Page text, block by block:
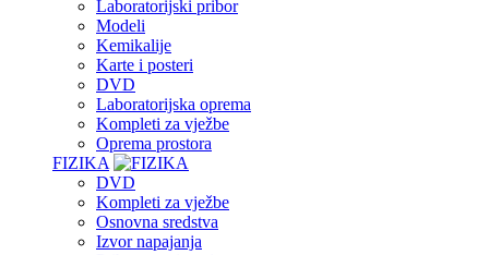
Laboratorijski pribor
Modeli
Kemikalije
Karte i posteri
DVD
Laboratorijska oprema
Kompleti za vježbe
Oprema prostora
FIZIKA
DVD
Kompleti za vježbe
Osnovna sredstva
Izvor napajanja